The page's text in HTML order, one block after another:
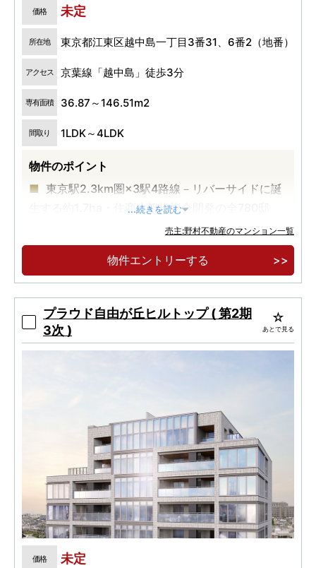
価格 未定
所在地 東京都江東区越中島一丁目3番31、6番2（地番）
アクセス 京葉線「越中島」徒歩3分
専有面積 36.87～146.51m2
間取り 1LDK～4LDK
物件のポイント
東京駅2.3km圏×3駅4路線－リバーサイドに誕
生する約1.7ha・住商大規模複合開発の全780邸
京葉線「越中島」駅徒歩3分、東西線・都営大
江戸線「門前仲町」駅徒歩7分、有楽町線「月島」
「大手町」直通6分ー3駅4路線利用可能な都心アク
セス性
...続きを読む
売主:野村不動産のマンション一覧
物件エントリーする
プラウド自由が丘ヒルトップ ( 第2期
3次 )
あとで見る
価格 未定